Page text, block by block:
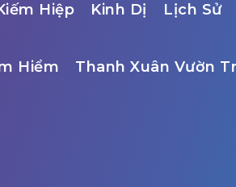
Hiệp Kinh Dị Lịch Sử
Hiểm Thanh Xuân Vườn